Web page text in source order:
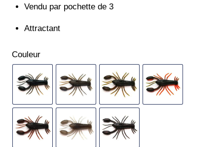
Vendu par pochette de 3
Attractant
Couleur